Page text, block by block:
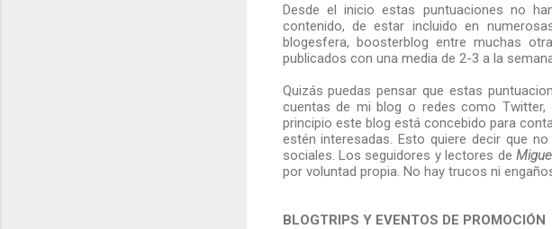
Desde el inicio estas puntuaciones no
contenido, de estar incluido en
blogesfera, boosterblog entre muchas
publicados con una media de 2-3 a la
Quizás puedas pensar que estas
cuentas de mi blog o redes como Twitter,
principio este blog está concebido para
estén interesadas. Esto quiere decir que
sociales. Los seguidores y lectores de
por voluntad propia. No hay trucos ni
BLOGTRIPS Y EVENTOS DE PROMOCIÓN